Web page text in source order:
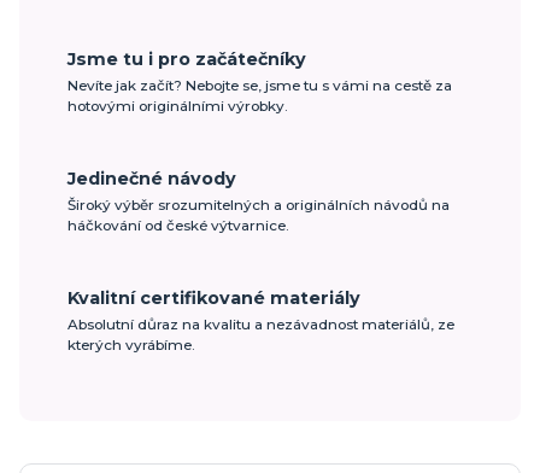
Jsme tu i pro začátečníky
Nevíte jak začít? Nebojte se, jsme tu s vámi na cestě za
hotovými originálními výrobky.
Jedinečné návody
Široký výběr srozumitelných a originálních návodů na
háčkování od české výtvarnice.
Kvalitní certifikované materiály
Absolutní důraz na kvalitu a nezávadnost materiálů, ze
kterých vyrábíme.